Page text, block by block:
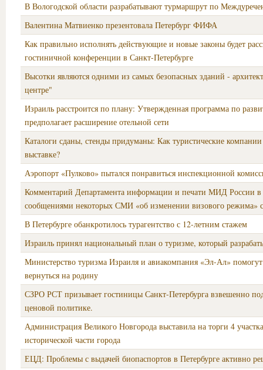
В Вологодской области разрабатывают турмаршрут по
Валентина Матвиенко презентовала Петербург ФИФА
Как правильно исполнять действующие и новые законы будет
гостиничной конференции в Санкт-Петербурге
Высотки являются одними из самых безопасных зданий -
центре"
Израиль расстроится по плану: Утвержденная программа по
предполагает расширение отельной сети
Каталоги сданы, стенды придуманы: Как туристические компании
выставке?
Аэропорт «Пулково» пытался понравиться инспекционной
Комментарий Департамента информации и печати МИД России в
сообщениями некоторых СМИ «об изменении визового режима»
В Петербурге обанкротилось турагентство с 12-летним стажем
Израиль принял национальный план о туризме, который
Министерство туризма Израиля и авиакомпания «Эл-Ал» помогут
вернуться на родину
СЗРО РСТ призывает гостиницы Санкт-Петербурга взвешенно
ценовой политике.
Администрация Великого Новгорода выставила на торги 4
исторической части города
ЕЦД: Проблемы с выдачей биопаспортов в Петербурге активно